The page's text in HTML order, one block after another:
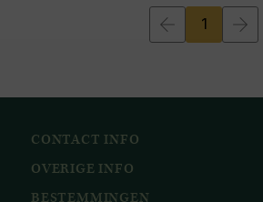
1
CONTACT INFO
Avila Reizen
Nieuwe Gracht 78
OVERIGE INFO
BESTEMMINGEN